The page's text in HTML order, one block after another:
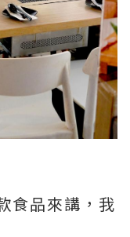
食品來講，我